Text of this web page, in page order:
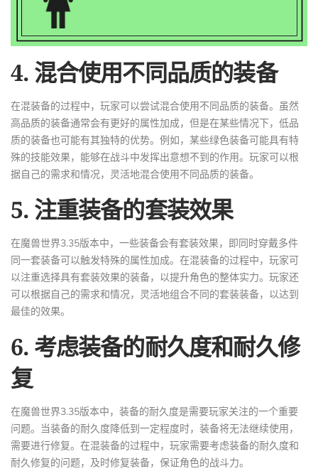
4. 混合使用不同品质的装备
在混装备的过程中，玩家可以尝试混合使用不同品质的装备。虽然
高品质的装备通常会有更好的属性加成，但是在某些情况下，低品
质的装备也可能有其独特的优势。例如，某些绿色装备可能具有特
殊的技能效果，能够在战斗中发挥出意想不到的作用。玩家可以根
据自己的需求和情况，灵活地混合使用不同品质的装备。
5. 注重装备的套装效果
在魔兽世界3.35版本中，一些装备会有套装效果，即同时穿戴多件
同一套装备可以触发特殊的属性加成。在混装备的过程中，玩家可
以注重选择具有套装效果的装备，以提升角色的整体实力。玩家还
可以根据自己的需求和情况，灵活地组合不同的套装装备，以达到
最佳的效果。
6. 考虑装备的耐久度和耐久修
复
在魔兽世界3.35版本中，装备的耐久度是需要玩家关注的一个重要
问题。当装备的耐久度降低到一定程度时，装备将无法继续使用，
需要进行修复。在混装备的过程中，玩家需要考虑装备的耐久度和
耐久修复的问题，及时修复装备，保证角色的战斗力。